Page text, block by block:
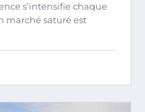
s’intensifie chaque
marché saturé est